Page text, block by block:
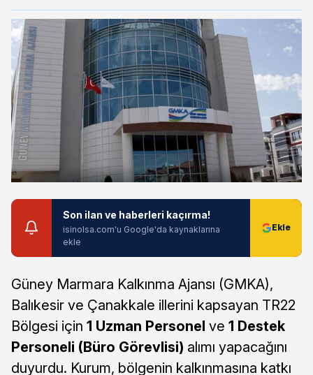
Son ilan ve haberleri kaçırma!
isinolsa.com'u Google'da kaynaklarına
ekle
Güney Marmara Kalkınma Ajansı (GMKA),
Balıkesir ve Çanakkale illerini kapsayan TR22
Bölgesi için 1 Uzman Personel ve 1 Destek
Personeli (Büro Görevlisi) alımı yapacağını
duyurdu. Kurum, bölgenin kalkınmasına katkı